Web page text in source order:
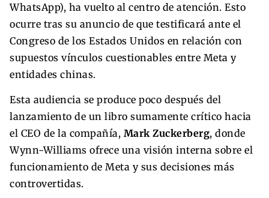
WhatsApp), ha vuelto al centro de atención. Esto
ocurre tras su anuncio de que testificará ante el
Congreso de los Estados Unidos en relación con
supuestos vínculos cuestionables entre Meta y
entidades chinas.
Esta audiencia se produce poco después del
lanzamiento de un libro sumamente crítico hacia
el CEO de la compañía, Mark Zuckerberg, donde
Wynn-Williams ofrece una visión interna sobre el
funcionamiento de Meta y sus decisiones más
controvertidas.